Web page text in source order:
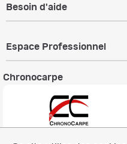
Besoin d'aide
Espace Professionnel
Chronocarpe